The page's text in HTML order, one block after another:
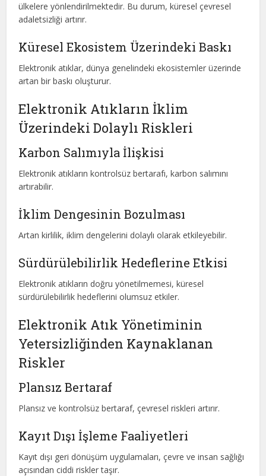
ülkelere yönlendirilmektedir. Bu durum, küresel çevresel
adaletsizliği artırır.
Küresel Ekosistem Üzerindeki Baskı
Elektronik atıklar, dünya genelindeki ekosistemler üzerinde
artan bir baskı oluşturur.
Elektronik Atıkların İklim
Üzerindeki Dolaylı Riskleri
Karbon Salımıyla İlişkisi
Elektronik atıkların kontrolsüz bertarafı, karbon salımını
artırabilir.
İklim Dengesinin Bozulması
Artan kirlilik, iklim dengelerini dolaylı olarak etkileyebilir.
Sürdürülebilirlik Hedeflerine Etkisi
Elektronik atıkların doğru yönetilmemesi, küresel
sürdürülebilirlik hedeflerini olumsuz etkiler.
Elektronik Atık Yönetiminin
Yetersizliğinden Kaynaklanan
Riskler
Plansız Bertaraf
Plansız ve kontrolsüz bertaraf, çevresel riskleri artırır.
Kayıt Dışı İşleme Faaliyetleri
Kayıt dışı geri dönüşüm uygulamaları, çevre ve insan sağlığı
açısından ciddi riskler taşır.